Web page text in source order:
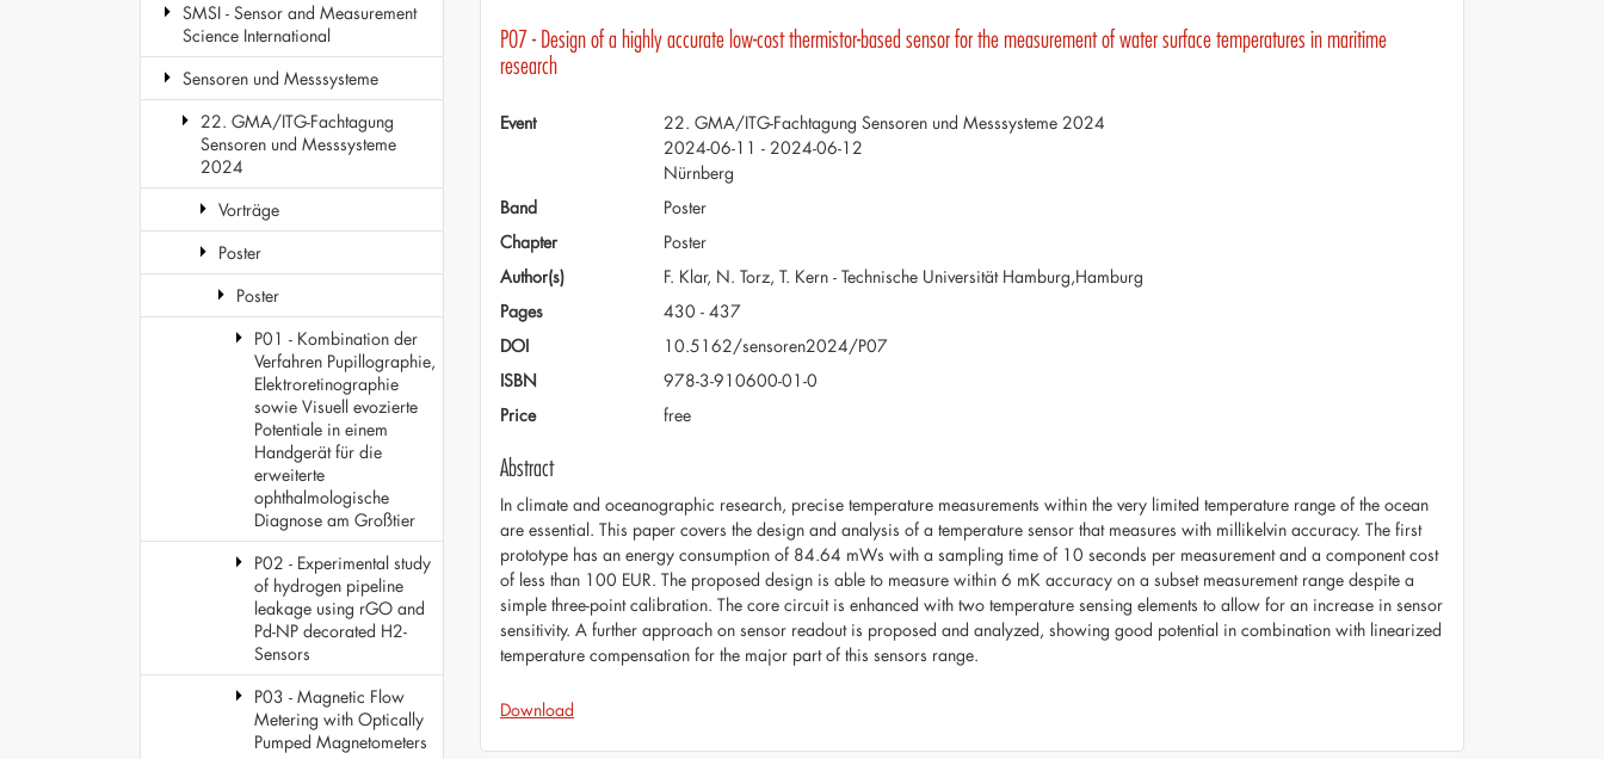
SMSI - Sensor and Measurement
Science International
Sensoren und Messsysteme
22. GMA/ITG-Fachtagung
Sensoren und Messsysteme
2024
Vorträge
Poster
Poster
P01 - Kombination der
Verfahren Pupillographie,
Elektroretinographie
sowie Visuell evozierte
Potentiale in einem
Handgerät für die
erweiterte
ophthalmologische
Diagnose am Großtier
P02 - Experimental study
of hydrogen pipeline
leakage using rGO and
Pd-NP decorated H2-
Sensors
P03 - Magnetic Flow
Metering with Optically
Pumped Magnetometers
P07 - Design of a highly accurate low-cost thermistor-based sensor for the measurement of water surface temperatures in maritime
research
Event
22. GMA/ITG-Fachtagung Sensoren und Messsysteme 2024
2024-06-11 - 2024-06-12
Nürnberg
Band
Poster
Chapter
Poster
Author(s)
F. Klar, N. Torz, T. Kern - Technische Universität Hamburg,Hamburg
Pages
430 - 437
DOI
10.5162/sensoren2024/P07
ISBN
978-3-910600-01-0
Price
free
Abstract
In climate and oceanographic research, precise temperature measurements within the very limited temperature range of the ocean
are essential. This paper covers the design and analysis of a temperature sensor that measures with millikelvin accuracy. The first
prototype has an energy consumption of 84.64 mWs with a sampling time of 10 seconds per measurement and a component cost
of less than 100 EUR. The proposed design is able to measure within 6 mK accuracy on a subset measurement range despite a
simple three-point calibration. The core circuit is enhanced with two temperature sensing elements to allow for an increase in sensor
sensitivity. A further approach on sensor readout is proposed and analyzed, showing good potential in combination with linearized
temperature compensation for the major part of this sensors range.
Download